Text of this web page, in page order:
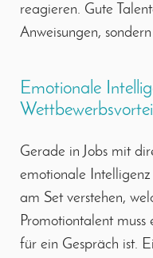
reagieren. Gute
Anweisungen,
Emotionale
Gerade in Jobs mit
emotionale
am Set verstehen,
Promotiontalent muss
für ein Gespräch ist.